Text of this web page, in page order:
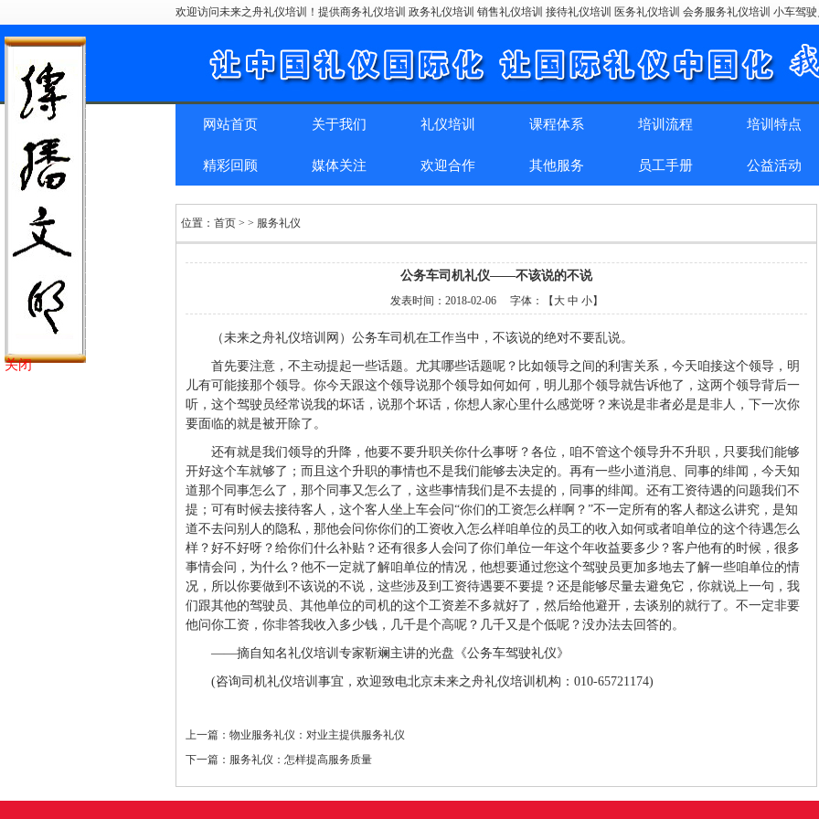
欢迎访问未来之舟礼仪培训！提供商务礼仪培训 政务礼仪培训 销售礼仪培训 接待礼仪培训 医务礼仪培训 会务服务礼仪培训 小车驾
网站首页 关于我们 礼仪培训 课程体系 培训流程 培训特点
精彩回顾 媒体关注 欢迎合作 其他服务 员工手册 公益活动
位置： 首页 > > 服务礼仪
公务车司机礼仪——不该说的不说
发表时间： 2018-02-06 字体：【 大 中 小】
（未来之舟礼仪培训网）公务车司机在工作当中，不该说的绝对不要乱说。
首先要注意，不主动提起一些话题。尤其哪些话题呢？比如领导之间的利害关系，今天咱接这个领导，明
儿有可能接那个领导。你今天跟这个领导说那个领导如何如何，明儿那个领导就告诉他了，这两个领导背后一
听，这个驾驶员经常说我的坏话，说那个坏话，你想人家心里什么感觉呀？来说是非者必是是非人，下一次你
要面临的就是被开除了。
还有就是我们领导的升降，他要不要升职关你什么事呀？各位，咱不管这个领导升不升职，只要我们能够
开好这个车就够了；而且这个升职的事情也不是我们能够去决定的。再有一些小道消息、同事的绯闻，今天知
道那个同事怎么了，那个同事又怎么了，这些事情我们是不去提的，同事的绯闻。还有工资待遇的问题我们不
提；可有时候去接待客人，这个客人坐上车会问“你们的工资怎么样啊？”不一定所有的客人都这么讲究，是知
道不去问别人的隐私，那他会问你你们的工资收入怎么样咱单位的员工的收入如何或者咱单位的这个待遇怎么
样？好不好呀？给你们什么补贴？还有很多人会问了你们单位一年这个年收益要多少？客户他有的时候，很多
事情会问，为什么？他不一定就了解咱单位的情况，他想要通过您这个驾驶员更加多地去了解一些咱单位的情
况，所以你要做到不该说的不说，这些涉及到工资待遇要不要提？还是能够尽量去避免它，你就说上一句，我
们跟其他的驾驶员、其他单位的司机的这个工资差不多就好了，然后给他避开，去谈别的就行了。不一定非要
他问你工资，你非答我收入多少钱，几千是个高呢？几千又是个低呢？没办法去回答的。
——摘自知名礼仪培训专家靳斓主讲的光盘《公务车驾驶礼仪》
(咨询司机礼仪培训事宜，欢迎致电北京未来之舟礼仪培训机构：010-65721174)
上一篇： 物业服务礼仪：对业主提供服务礼仪
下一篇： 服务礼仪：怎样提高服务质量
关闭